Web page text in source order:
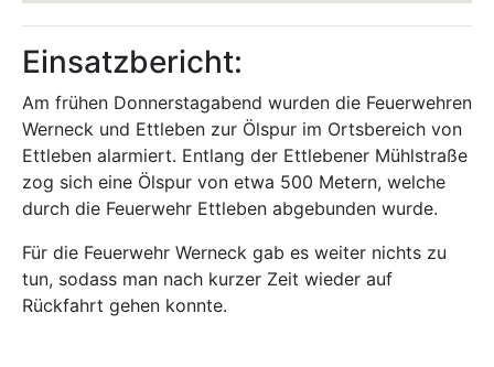
Einsatzbericht:
Am frühen Donnerstagabend wurden die Feuerwehren
Werneck und Ettleben zur Ölspur im Ortsbereich von
Ettleben alarmiert. Entlang der Ettlebener Mühlstraße
zog sich eine Ölspur von etwa 500 Metern, welche
durch die Feuerwehr Ettleben abgebunden wurde.
Für die Feuerwehr Werneck gab es weiter nichts zu
tun, sodass man nach kurzer Zeit wieder auf
Rückfahrt gehen konnte.